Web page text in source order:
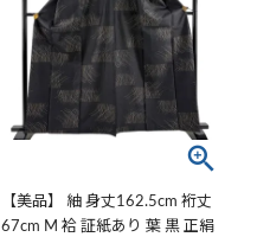
【美品】 紬 身丈162.5cm 裄丈
67cm M 袷 証紙あり 葉 黒 正絹